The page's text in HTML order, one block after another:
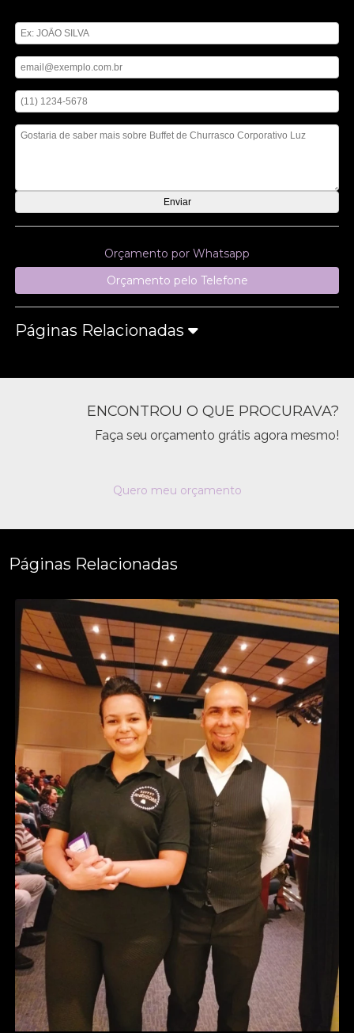
Orçamento por Whatsapp
Orçamento pelo Telefone
Páginas Relacionadas
ENCONTROU O QUE PROCURAVA?
Faça seu orçamento grátis agora mesmo!
Quero meu orçamento
Páginas Relacionadas